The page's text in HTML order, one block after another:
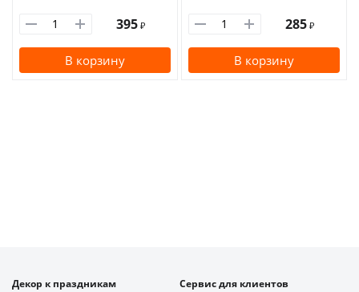
395 ₽
В корзину
285 ₽
В корзину
Декор к праздникам
Сервис для клиентов